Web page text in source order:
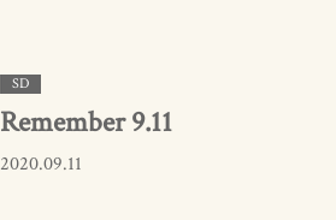
SD
Remember 9.11
2020.09.11